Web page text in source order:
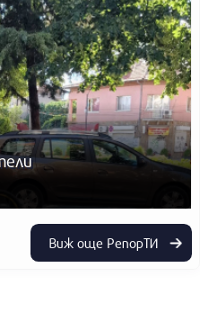
Виж още РепорТИ